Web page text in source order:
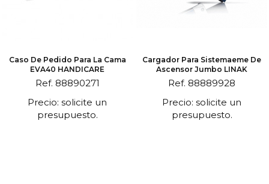
Caso De Pedido Para La Cama
EVA40 HANDICARE
Ref. 88890271
Precio: solicite un
presupuesto.
Cargador Para Sistemaeme De
Ascensor Jumbo LINAK
Ref. 88889928
Precio: solicite un
presupuesto.